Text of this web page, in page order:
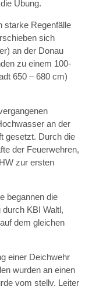
Übung.
starke Regenfälle
sich
an der Donau
zu einem 100-
650 – 680 cm)
an der
gesetzt. Durch die
der Feuerwehren,
zur ersten
begannen die
KBI Waltl,
dem gleichen
einer Deichwehr
wurden an einen
vom stellv. Leiter